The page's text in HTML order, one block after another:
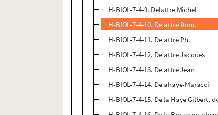
H-BIOL-7-4-9. Delattre Michel
H-BIOL-7-4-10. Delattre Dom.
H-BIOL-7-4-11. Delattre Ph.
H-BIOL-7-4-12. Delattre Jacques
H-BIOL-7-4-13. Delattre Jean
H-BIOL-7-4-14. Delahaye-Maracci
H-BIOL-7-4-15. De la Haye Gilbert,